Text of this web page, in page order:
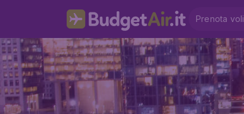
Prenota voli